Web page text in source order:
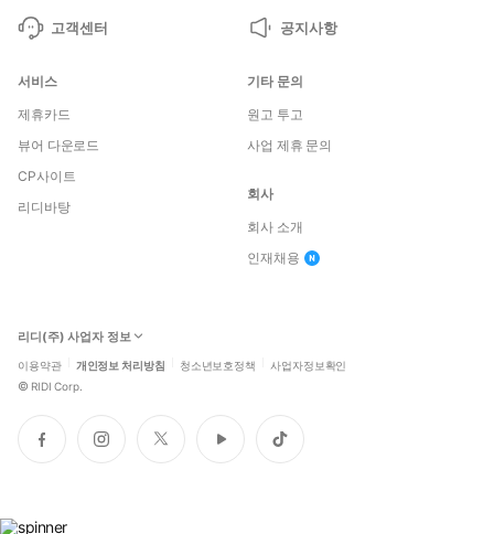
고객센터 공지사항
서비스
제휴카드
뷰어 다운로드
CP사이트
리디바탕
기타 문의
원고 투고
사업 제휴 문의
회사
회사 소개
인재채용
리디(주) 사업자 정보
이용약관 개인정보 처리방침 청소년보호정책 사업자정보확인
© RIDI Corp.
페
이
인
스
트
위
유
튜
틱
톡